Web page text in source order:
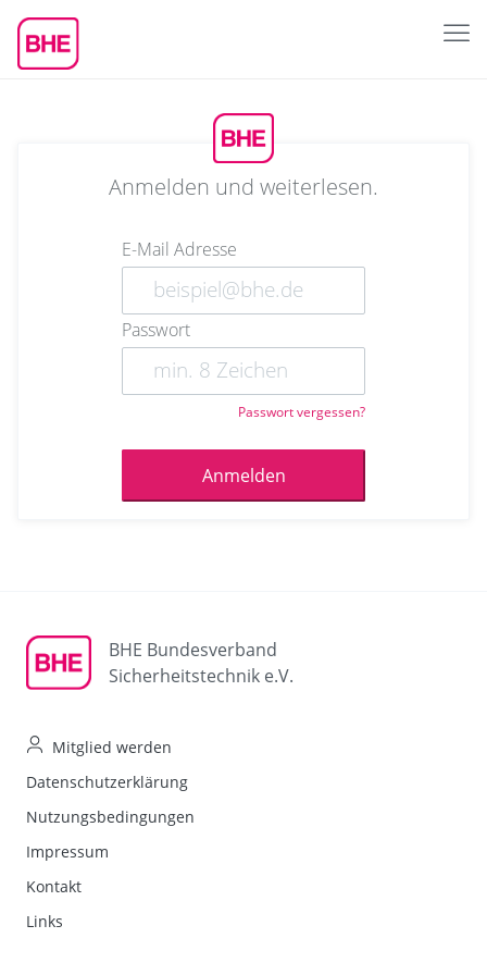
Anmelden und weiterlesen.
E-Mail Adresse
Passwort
Passwort vergessen?
Anmelden
BHE Bundesverband
Sicherheitstechnik e.V.
Mitglied werden
Datenschutzerklärung
Nutzungsbedingungen
Impressum
Kontakt
Links